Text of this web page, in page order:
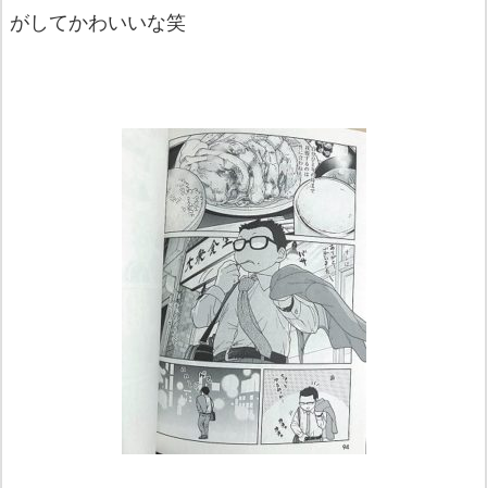
がしてかわいいな笑